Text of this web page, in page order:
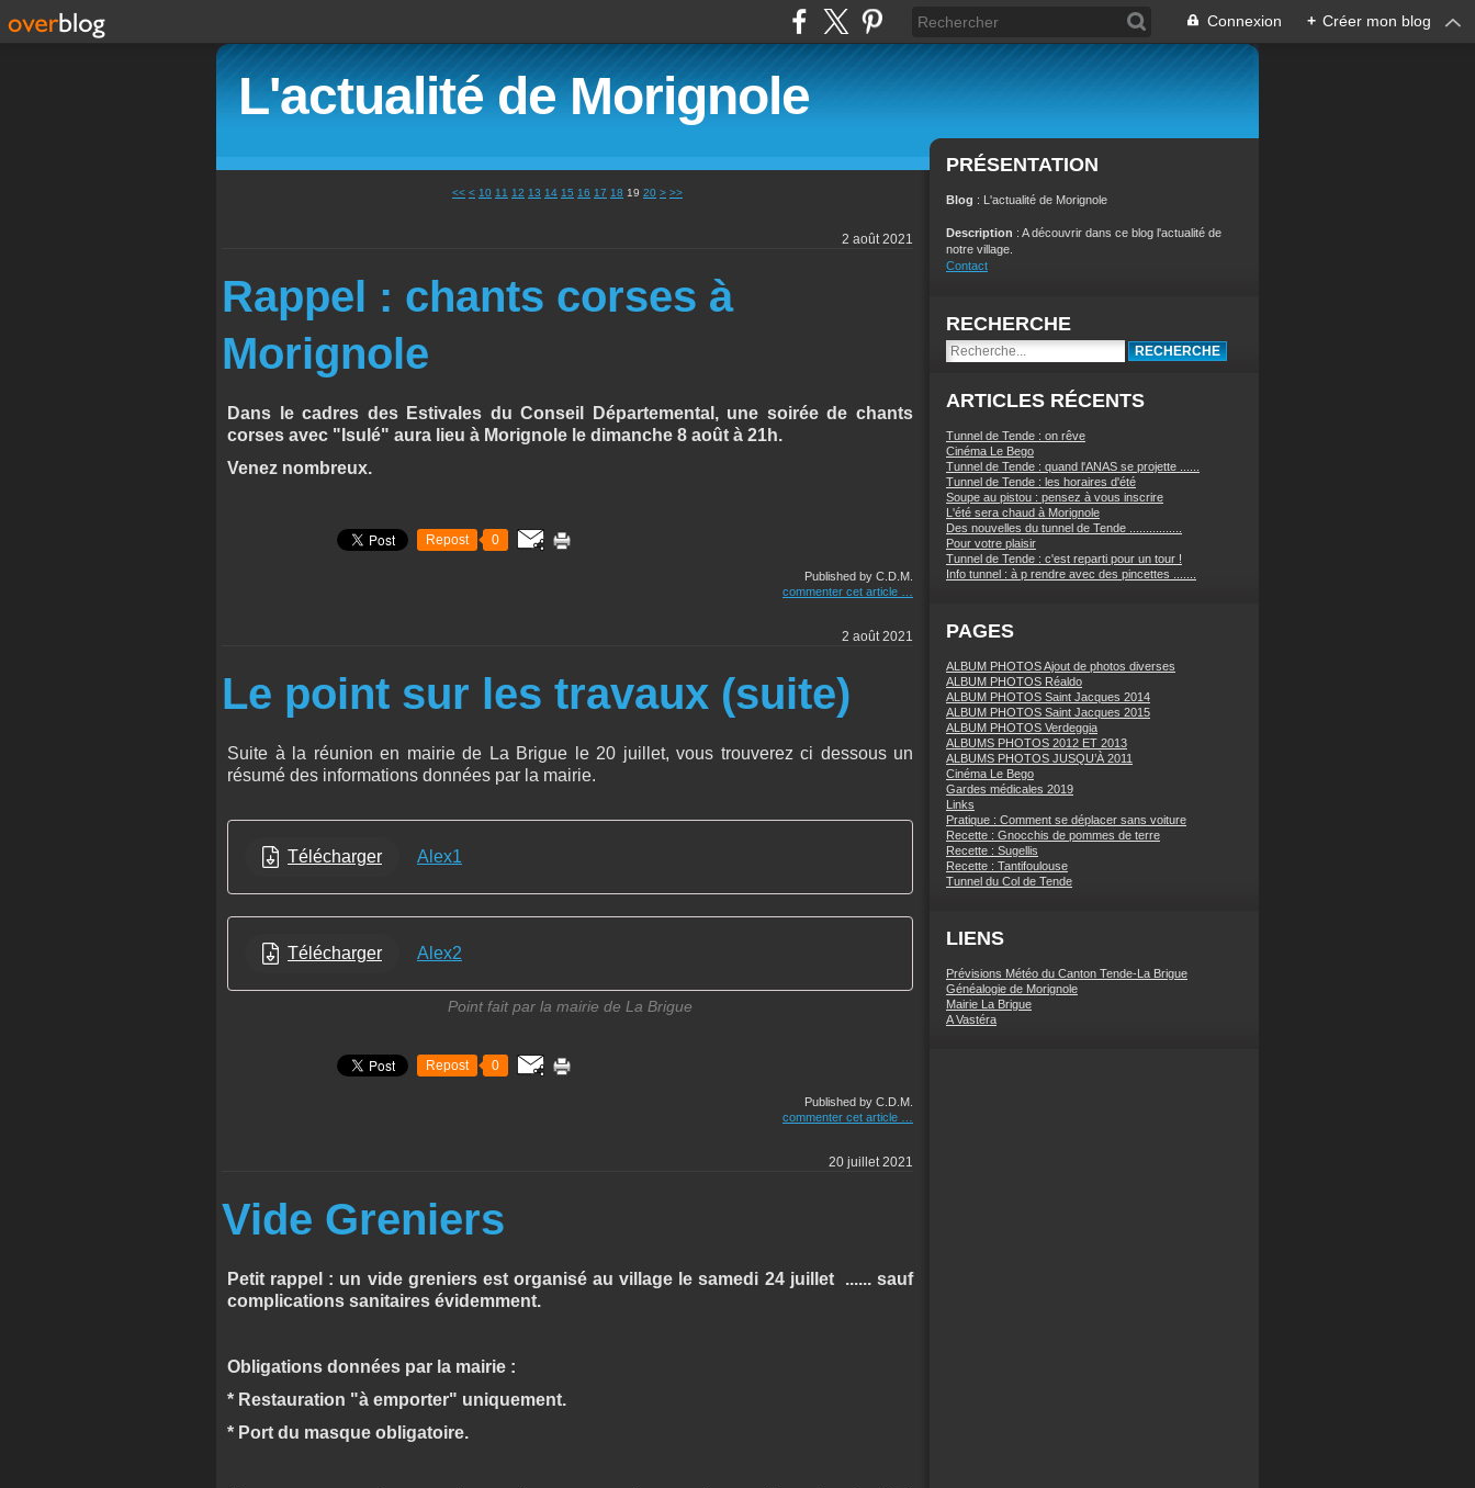
Connexion + Créer mon blog
L'actualité de Morignole
<< < 10 11 12 13 14 15 16 17 18 19 20 30
40
50
60
> >>
2 août 2021
Rappel : chants corses à
Morignole
Dans le cadres des Estivales du Conseil Départemental, une soirée de chants
corses avec "Isulé" aura lieu à Morignole le dimanche 8 août à 21h.
Venez nombreux.
Repost 0
Published by C.D.M.
commenter cet article
2 août 2021
Le point sur les travaux (suite)
Suite à la réunion en mairie de La Brigue le 20 juillet, vous trouverez ci dessous un
résumé des informations données par la mairie.
Télécharger Alex1
Télécharger Alex2
Point fait par la mairie de La Brigue
Repost 0
Published by C.D.M.
commenter cet article
20 juillet 2021
Vide Greniers
Petit rappel : un vide greniers est organisé au village le samedi 24 juillet ...... sauf
complications sanitaires évidemment.
Obligations données par la mairie :
* Restauration "à emporter" uniquement.
* Port du masque obligatoire.
PRÉSENTATION
Blog : L'actualité de Morignole
Description : A découvrir dans ce blog l'actualité de
notre village.
Contact
RECHERCHE
ARTICLES RÉCENTS
Tunnel de Tende : on rêve
Cinéma Le Bego
Tunnel de Tende : quand l'ANAS se projette ......
Tunnel de Tende : les horaires d'été
Soupe au pistou : pensez à vous inscrire
L'été sera chaud à Morignole
Des nouvelles du tunnel de Tende ................
Pour votre plaisir
Tunnel de Tende : c'est reparti pour un tour !
Info tunnel : à p rendre avec des pincettes .......
PAGES
ALBUM PHOTOS Ajout de photos diverses
ALBUM PHOTOS Réaldo
ALBUM PHOTOS Saint Jacques 2014
ALBUM PHOTOS Saint Jacques 2015
ALBUM PHOTOS Verdeggia
ALBUMS PHOTOS 2012 ET 2013
ALBUMS PHOTOS JUSQU’À 2011
Cinéma Le Bego
Gardes médicales 2019
Links
Pratique : Comment se déplacer sans voiture
Recette : Gnocchis de pommes de terre
Recette : Sugellis
Recette : Tantifoulouse
Tunnel du Col de Tende
LIENS
Prévisions Météo du Canton Tende-La Brigue
Généalogie de Morignole
Mairie La Brigue
A Vastéra